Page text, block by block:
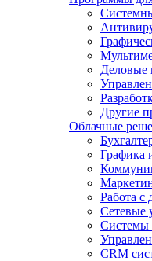
Деловые
Другие
Облачные
Графика
Работа с
Сетевые
Системы
CRM